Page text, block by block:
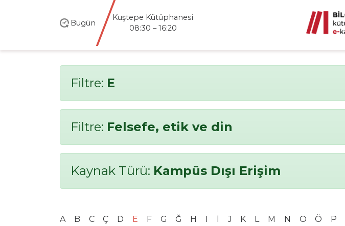
Bugün
Kuştepe Kütüphanesi
08:30 – 16:20
Filtre: E
Filtre: Felsefe, etik ve din
Kaynak Türü: Kampüs Dışı Erişim
A B C Ç D E F G Ğ H I İ J K L M N O Ö P